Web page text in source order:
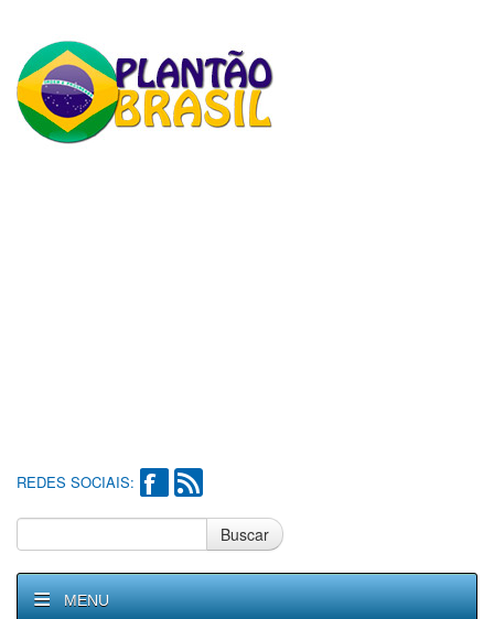
REDES SOCIAIS:
Buscar
MENU